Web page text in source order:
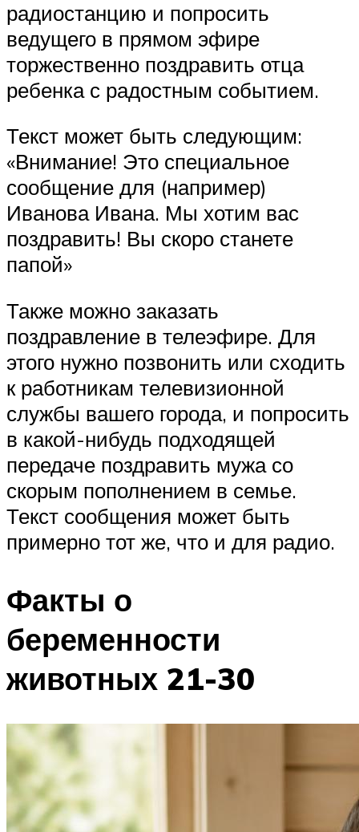
радиостанцию и попросить
ведущего в прямом эфире
торжественно поздравить отца
ребенка с радостным событием.
Текст может быть следующим:
«Внимание! Это специальное
сообщение для (например)
Иванова Ивана. Мы хотим вас
поздравить! Вы скоро станете
папой»
Также можно заказать
поздравление в телеэфире. Для
этого нужно позвонить или сходить
к работникам телевизионной
службы вашего города, и попросить
в какой-нибудь подходящей
передаче поздравить мужа со
скорым пополнением в семье.
Текст сообщения может быть
примерно тот же, что и для радио.
Факты о
беременности
животных 21-30